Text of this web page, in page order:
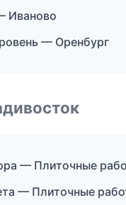
Иваново
— Оренбург
— Плиточные
— Плиточные